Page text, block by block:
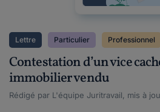
Lettre Particulier Professionnel
Contestation d’un vice
immobilier vendu
Rédigé par L'équipe Juritravail, mis à